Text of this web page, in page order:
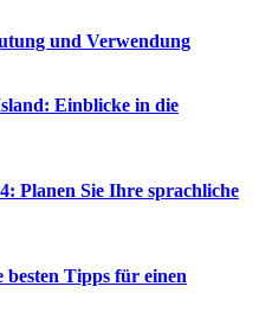
und Verwendung
Einblicke in die
Planen Sie Ihre sprachliche
Tipps für einen